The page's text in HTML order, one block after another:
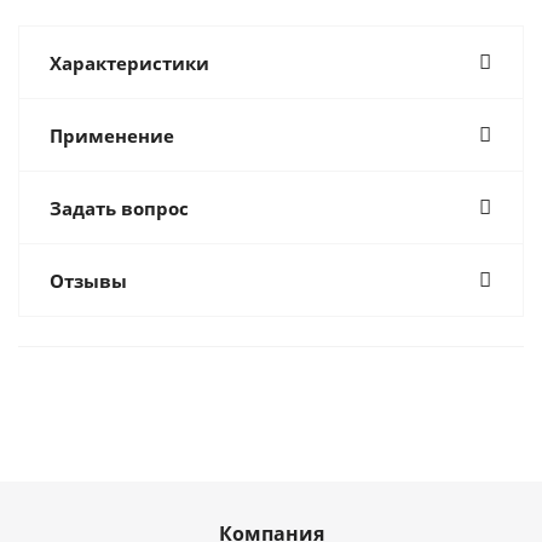
Характеристики
Применение
Задать вопрос
Отзывы
Компания